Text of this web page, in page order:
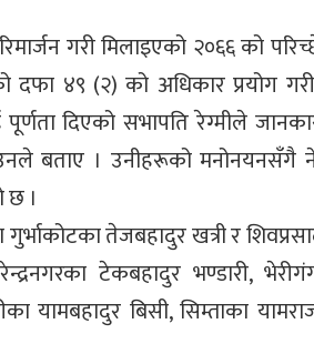
गरी मिलाइएको २०६६ को
दफा ४९ (२) को अधिकार प्रयोग
दिएको सभापति रेग्मीले
बताए । उनीहरूको मनोनयनसँगै
छ ।
तेजबहादुर खत्री र
टेकबहादुर भण्डारी,
यामबहादुर बिसी, सिम्ताका